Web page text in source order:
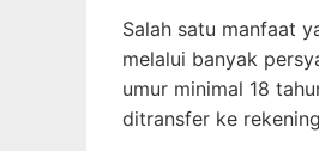
Salah satu manfaat
melalui banyak
umur minimal 18
ditransfer ke